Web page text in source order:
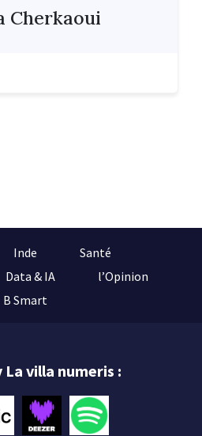
Cherkaoui
Inde
Santé
Data & IA
l’Opinion
B Smart
La villa numeris :